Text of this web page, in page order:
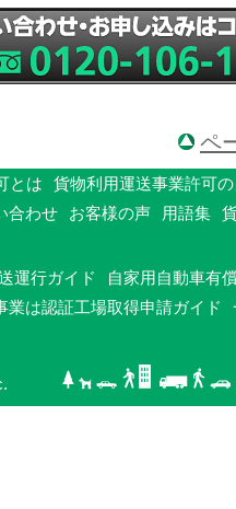
ペ
とは
貨物利用運送事業許可
合わせ お客様の声 用語集
運行ガイド
自家用自動車有
業は認証工場取得申請ガイド